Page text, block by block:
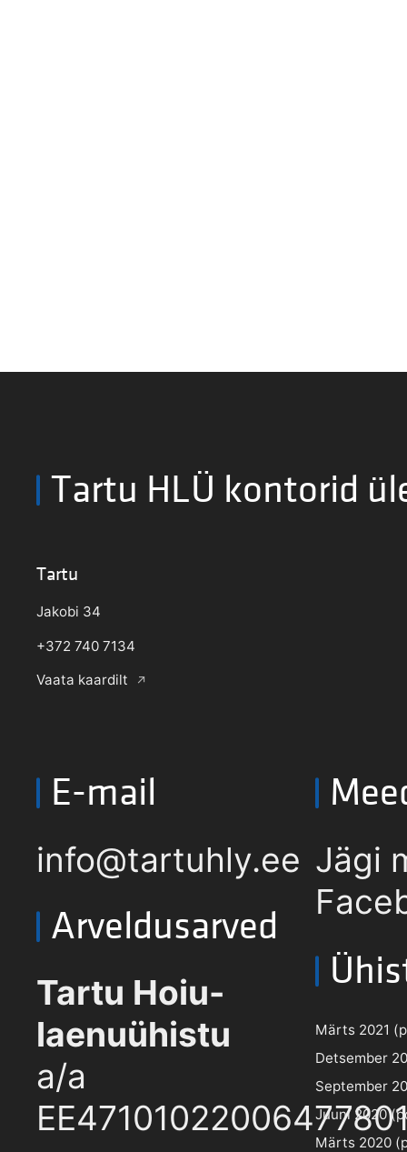
Tartu HLÜ kontorid
Tartu
Jakobi 34
+372 740 7134
Vaata kaardilt
E-mail
info@tartuhly.ee
Arveldusarved
Tartu Hoiu-
laenuühistu
a/a
Jägi
Märts 2021
Detsember
September
Juuni 2020
Märts 2020